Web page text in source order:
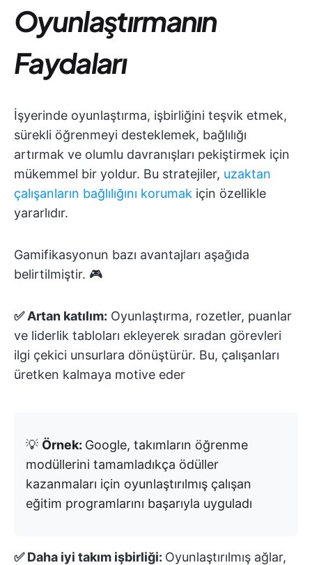
Oyunlaştırmanın
Faydaları
İşyerinde oyunlaştırma, işbirliğini teşvik etmek,
sürekli öğrenmeyi desteklemek, bağlılığı
artırmak ve olumlu davranışları pekiştirmek için
mükemmel bir yoldur. Bu stratejiler, uzaktan
çalışanların bağlılığını korumak için özellikle
yararlıdır.
Gamifikasyonun bazı avantajları aşağıda
belirtilmiştir. 🎮
✅ Artan katılım: Oyunlaştırma, rozetler, puanlar
ve liderlik tabloları ekleyerek sıradan görevleri
ilgi çekici unsurlara dönüştürür. Bu, çalışanları
üretken kalmaya motive eder
💡 Örnek: Google, takımların öğrenme
modüllerini tamamladıkça ödüller
kazanmaları için oyunlaştırılmış çalışan
eğitim programlarını başarıyla uyguladı
✅ Daha iyi takım işbirliği: Oyunlaştırılmış ağlar,